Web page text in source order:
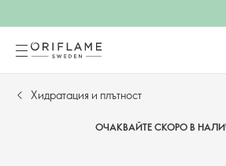
Хидратация и плътност
ОЧАКВАЙТЕ СКОРО В